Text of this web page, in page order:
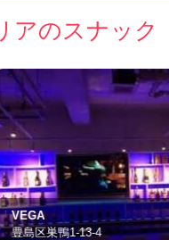
アのスナック